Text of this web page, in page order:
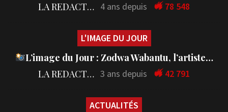
LA REDACTION 4 ans depuis 78 548
L'IMAGE DU JOUR
L’image du Jour : Zodwa Wabantu, l’artiste…
LA REDACTION 3 ans depuis 42 791
ACTUALITÉS